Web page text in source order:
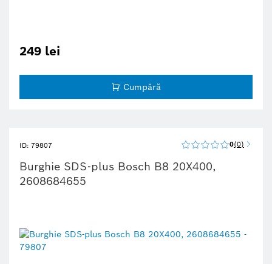
249 lei
Cumpără
ID: 79807 0 0
Burghie SDS-plus Bosch B8 20Х400,
2608684655